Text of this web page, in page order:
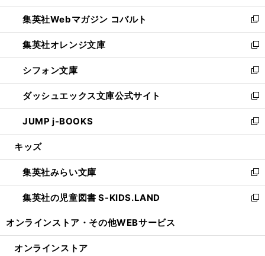
開
く
ウ
で
開
く
ン
ド
ウ
で
開
く
ウ
ィ
ン
ド
ウ
で
開
く
集英社Webマガジン コバルト
新
し
い
ウ
ィ
ン
ド
ウ
で
開
集英社オレンジ文庫
新
し
い
ウ
ィ
ン
ド
ウ
開
く
シフォン文庫
新
し
い
ウ
ィ
ン
ウ
で
開
く
ダッシュエックス文庫公式サイト
新
し
い
ウ
ン
ド
ウ
で
JUMP j-BOOKS
新
し
ウ
ィ
ン
ド
開
キッズ
集英社みらい文庫
新
し
い
ン
集英社の児童図書 S-KIDS.LAND
新
ウ
オンラインストア・ その他WEBサービス
オンラインストア